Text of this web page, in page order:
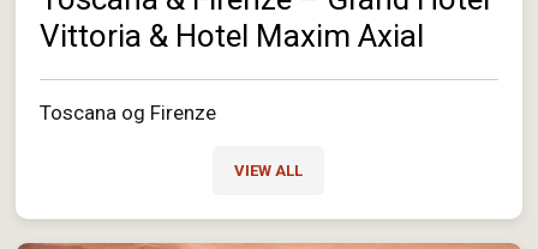
Vittoria & Hotel Maxim Axial
Toscana og Firenze
VIEW ALL